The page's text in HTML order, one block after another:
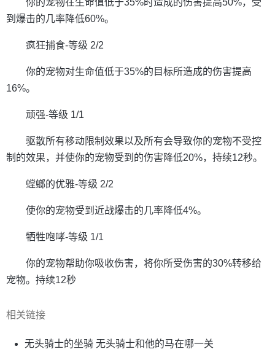
你的宠物在生命值低于35%时造成的伤害提高50%，受
到爆击的几率降低60%。
疯狂捕食-等级 2/2
你的宠物对生命值低于35%的目标所造成的伤害提高
16%。
顽强-等级 1/1
驱散所有移动限制效果以及所有会导致你的宠物不受控
制的效果，并使你的宠物受到的伤害降低20%，持续12秒。
螳螂的优雅-等级 2/2
使你的宠物受到近战爆击的几率降低4%。
牺牲咆哮-等级 1/1
你的宠物帮助你吸收伤害，将你所受伤害的30%转移给
宠物。持续12秒
相关链接
无头骑士的坐骑 无头骑士和他的马在哪一关